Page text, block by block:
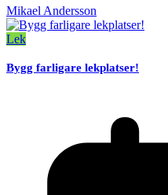
Mikael Andersson
Lek
Bygg farligare lekplatser!